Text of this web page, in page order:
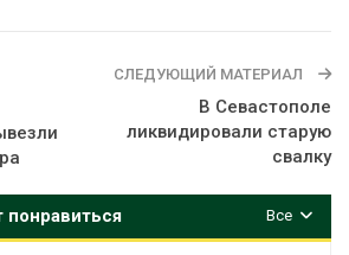
СЛЕДУЮЩИЙ МАТЕРИАЛ
В Севастополе
ликвидировали старую
свалку
Все
понравиться